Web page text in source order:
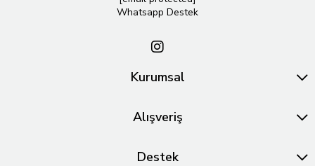
Whatsapp Destek
Kurumsal
Alışveriş
Destek